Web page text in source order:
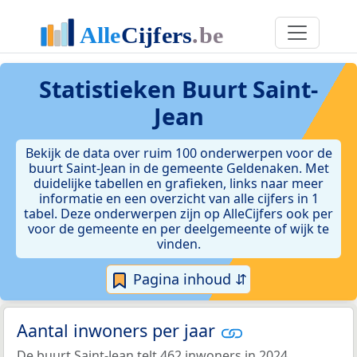
Statistieken Buurt Saint-
Jean
Bekijk de data over ruim 100 onderwerpen voor de
buurt Saint-Jean in de gemeente Geldenaken. Met
duidelijke tabellen en grafieken, links naar meer
informatie en een overzicht van alle cijfers in 1
tabel. Deze onderwerpen zijn op AlleCijfers ook per
voor de gemeente en per deelgemeente of wijk te
vinden.
Pagina inhoud ⇵
Aantal inwoners per jaar